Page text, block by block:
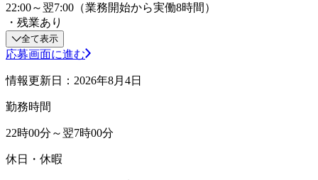
22:00～翌7:00（業務開始から実働8時間）
・残業あり
全て表示
応募画面に進む
情報更新日：2026年8月4日
勤務時間
22時00分～翌7時00分
休日・休暇